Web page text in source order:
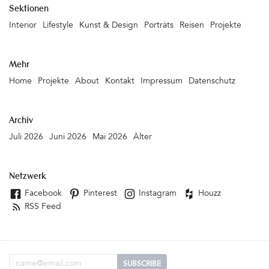
den für den Weg veranschlagten 1,5 Stunden schnell zwei
Stunden werden. Der Weg ist schließlich das Ziel. Ganz am Ende
Sektionen
Interior Lifestyle Kunst & Design Porträts Reisen Projekte
Mehr
Home Projekte About Kontakt Impressum Datenschutz
Archiv
Juli 2026 Juni 2026 Mai 2026 Älter
Netzwerk
Facebook Pinterest Instagram
Houzz
RSS Feed
Email Adresse SUBSCRIBE